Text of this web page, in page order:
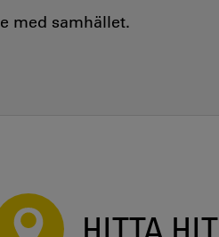
med samhället.